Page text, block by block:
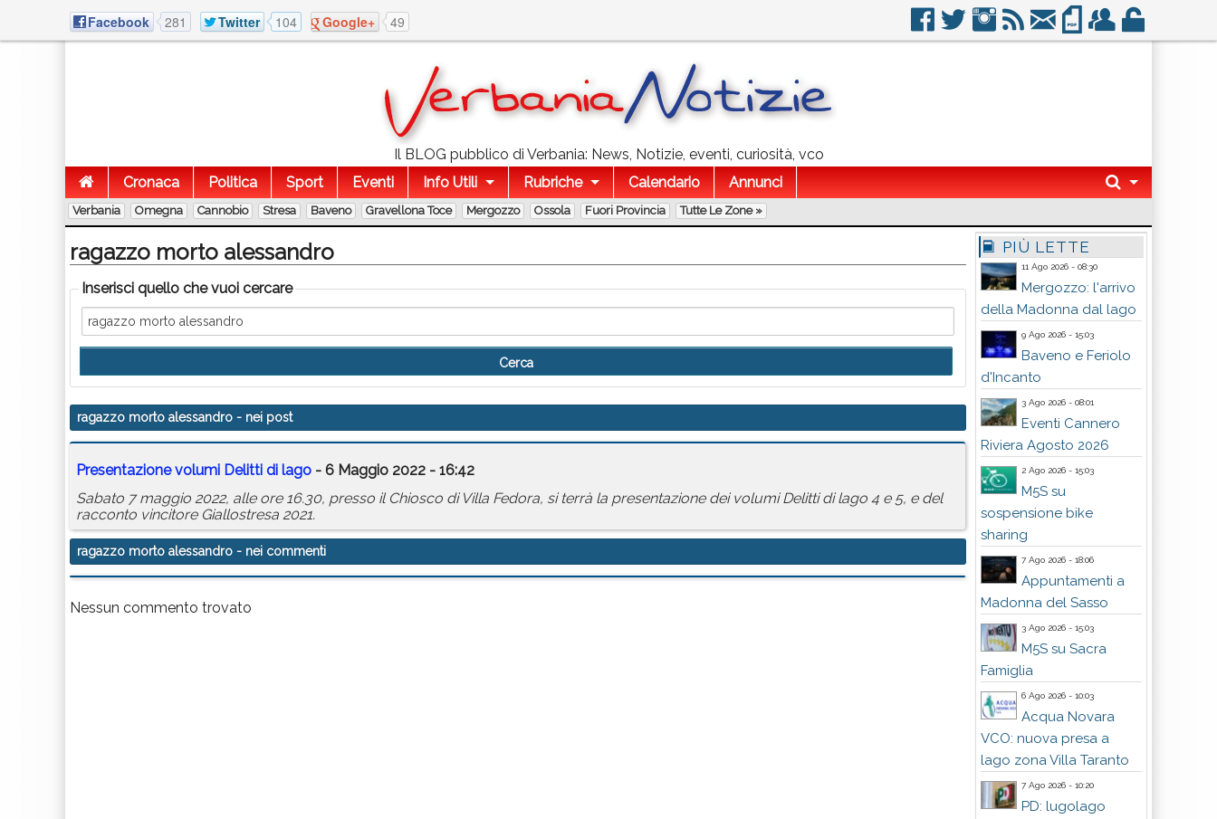
Facebook 281 Twitter 104 Google+ 49
Il BLOG pubblico di Verbania: News, Notizie, eventi, curiosità, vco
Cronaca
Politica Sport Eventi Info Utili Rubriche Calendario Annunci
Verbania Omegna Cannobio Stresa Baveno Gravellona Toce Mergozzo Ossola Fuori Provincia Tutte Le Zone »
ragazzo morto alessandro
Inserisci quello che vuoi cercare
ragazzo morto alessandro - nei post
Presentazione volumi Delitti di lago - 6 Maggio 2022 - 16:42
Sabato 7 maggio 2022, alle ore 16.30, presso il Chiosco di Villa Fedora, si terrà la presentazione dei volumi Delitti di lago 4 e 5, e del
racconto vincitore Giallostresa 2021.
ragazzo morto alessandro - nei commenti
Nessun commento trovato
PIÙ LETTE
11 Ago 2026 - 08:30
Mergozzo: l'arrivo
della Madonna dal lago
9 Ago 2026 - 15:03
Baveno e Feriolo
d'Incanto
3 Ago 2026 - 08:01
Eventi Cannero
Riviera Agosto 2026
2 Ago 2026 - 15:03
M5S su
sospensione bike
sharing
7 Ago 2026 - 18:06
Appuntamenti a
Madonna del Sasso
3 Ago 2026 - 15:03
M5S su Sacra
Famiglia
6 Ago 2026 - 10:03
Acqua Novara
VCO: nuova presa a
lago zona Villa Taranto
7 Ago 2026 - 10:20
PD: lugolago